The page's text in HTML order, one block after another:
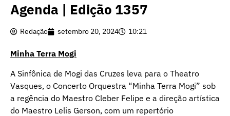
Agenda | Edição 1357
Redação setembro 20, 2024 10:21
Minha Terra Mogi
A Sinfônica de Mogi das Cruzes leva para o Theatro
Vasques, o Concerto Orquestra “Minha Terra Mogi” sob
a regência do Maestro Cleber Felipe e a direção artística
do Maestro Lelis Gerson, com um repertório